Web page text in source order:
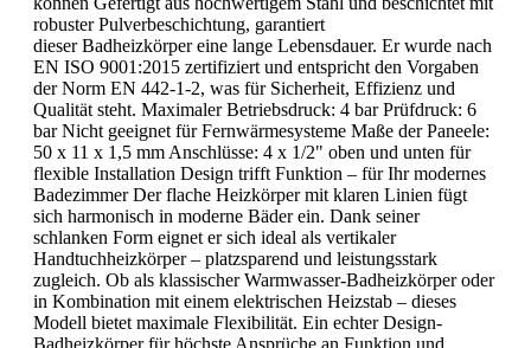
robuster Pulverbeschichtung, garantiert
dieser Badheizkörper eine lange Lebensdauer. Er wurde nach
EN ISO 9001:2015 zertifiziert und entspricht den Vorgaben
der Norm EN 442-1-2, was für Sicherheit, Effizienz und
Qualität steht. Maximaler Betriebsdruck: 4 bar Prüfdruck: 6
bar Nicht geeignet für Fernwärmesysteme Maße der Paneele:
50 x 11 x 1,5 mm Anschlüsse: 4 x 1/2" oben und unten für
flexible Installation Design trifft Funktion – für Ihr modernes
Badezimmer Der flache Heizkörper mit klaren Linien fügt
sich harmonisch in moderne Bäder ein. Dank seiner
schlanken Form eignet er sich ideal als vertikaler
Handtuchheizkörper – platzsparend und leistungsstark
zugleich. Ob als klassischer Warmwasser-Badheizkörper oder
in Kombination mit einem elektrischen Heizstab – dieses
Modell bietet maximale Flexibilität. Ein echter Design-
Badheizkörper für höchste Ansprüche an Funktion und